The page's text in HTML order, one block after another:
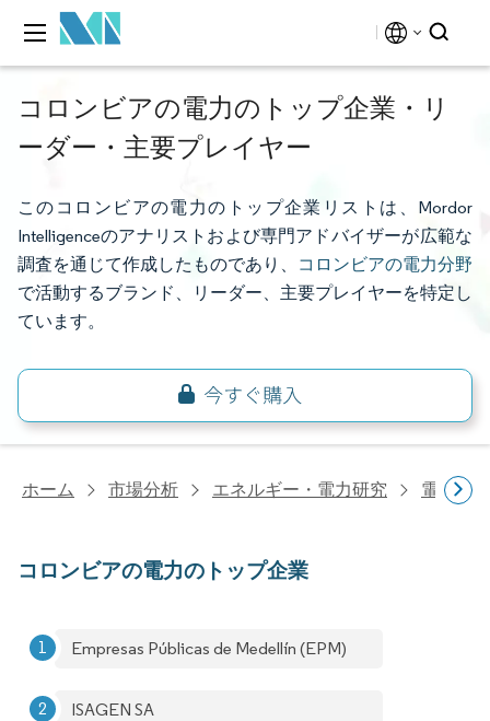
コロンビアの電力のトップ企業・リ
ーダー・主要プレイヤー
このコロンビアの電力のトップ企業リストは、Mordor
Intelligenceのアナリストおよび専門アドバイザーが広範な
調査を通じて作成したものであり、
コロンビアの電力分野
で活動するブランド、リーダー、主要プレイヤーを特定し
ています。
ホーム 市場分析 エネルギー・電力研究 電力研究
コロンビアの電力のトップ企業
Empresas Públicas de Medellín (EPM)
ISAGEN SA